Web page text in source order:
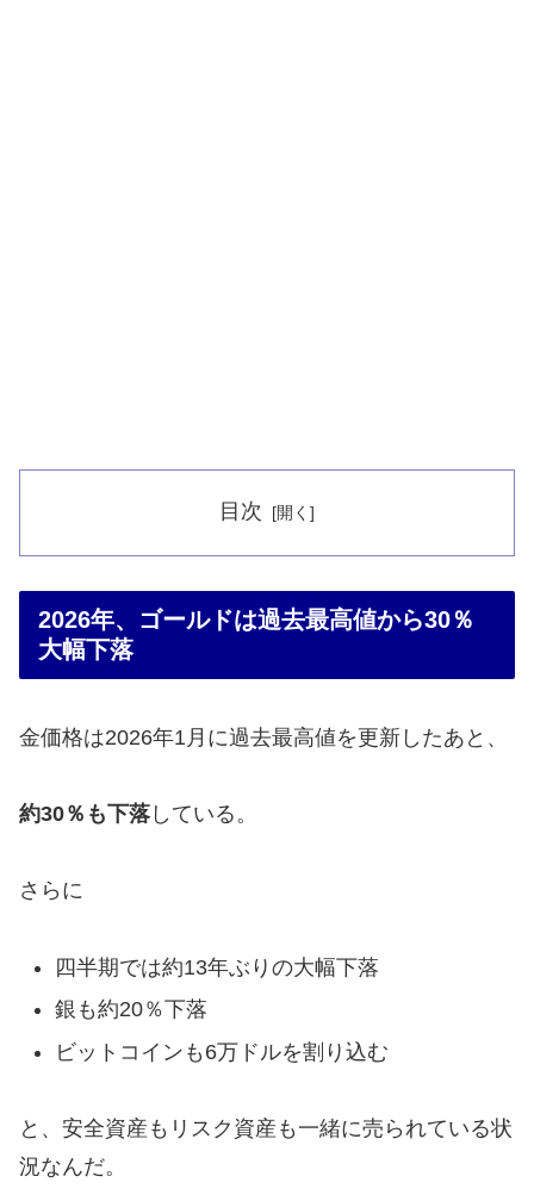
目次
2026年、ゴールドは過去最高値から30％
大幅下落
金価格は2026年1月に過去最高値を更新したあと、
約30％も下落 している。
さらに
四半期では約13年ぶりの大幅下落
銀も約20％下落
ビットコインも6万ドルを割り込む
と、安全資産もリスク資産も一緒に売られている状
況なんだ。